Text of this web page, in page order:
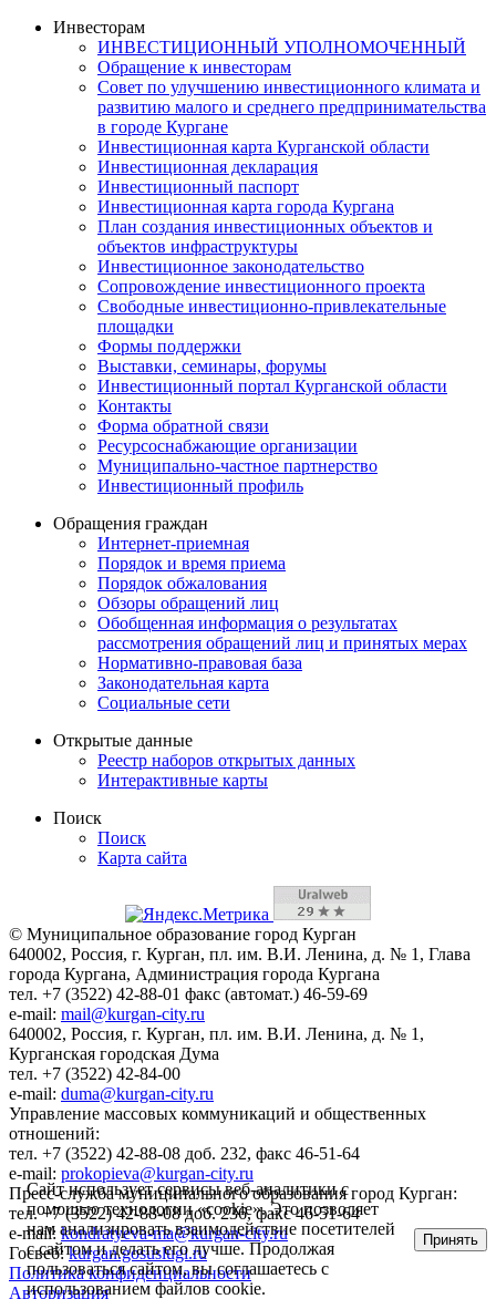
Инвесторам
ИНВЕСТИЦИОННЫЙ УПОЛНОМОЧЕННЫЙ
Обращение к инвесторам
Совет по улучшению инвестиционного климата и
развитию малого и среднего предпринимательства
в городе Кургане
Инвестиционная карта Курганской области
Инвестиционная декларация
Инвестиционный паспорт
Инвестиционная карта города Кургана
План создания инвестиционных объектов и
объектов инфраструктуры
Инвестиционное законодательство
Сопровождение инвестиционного проекта
Свободные инвестиционно-привлекательные
площадки
Формы поддержки
Выставки, семинары, форумы
Инвестиционный портал Курганской области
Контакты
Форма обратной связи
Ресурсоснабжающие организации
Муниципально-частное партнерство
Инвестиционный профиль
Обращения граждан
Интернет-приемная
Порядок и время приема
Порядок обжалования
Обзоры обращений лиц
Обобщенная информация о результатах
рассмотрения обращений лиц и принятых мерах
Нормативно-правовая база
Законодательная карта
Социальные сети
Открытые данные
Реестр наборов открытых данных
Интерактивные карты
Поиск
Поиск
Карта сайта
© Муниципальное образование город Курган
640002, Россия, г. Курган, пл. им. В.И. Ленина, д. № 1, Глава
города Кургана, Администрация города Кургана
тел. +7 (3522) 42-88-01 факс (автомат.) 46-59-69
e-mail: mail@kurgan-city.ru
640002, Россия, г. Курган, пл. им. В.И. Ленина, д. № 1,
Курганская городская Дума
тел. +7 (3522) 42-84-00
e-mail: duma@kurgan-city.ru
Управление массовых коммуникаций и общественных
отношений:
тел. +7 (3522) 42-88-08 доб. 232, факс 46-51-64
e-mail: prokopieva@kurgan-city.ru
Пресс-служба муниципального образования город Курган:
тел. +7 (3522) 42-88-08 доб. 236, факс 46-51-64
e-mail:kondratyeva-ma@kurgan-city.ru
Госвеб:kurgan.gosuslugi.ru
Политика конфиденциальности
Авторизация
Сайт использует сервисы веб-аналитики с
помощью технологии «cookie». Это позволяет
нам анализировать взаимодействие посетителей
с сайтом и делать его лучше. Продолжая
пользоваться сайтом, вы соглашаетесь с
использованием файлов cookie.
Принять